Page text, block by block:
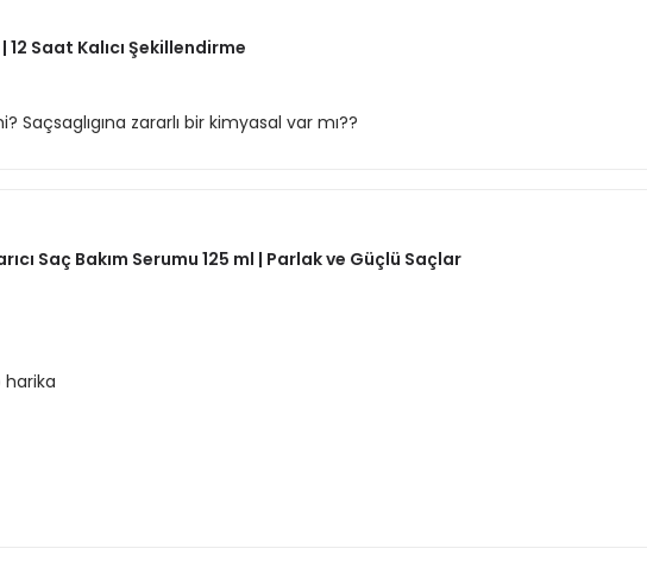
Saat Kalıcı Şekillendirme
zararlı bir kimyasal var mı??
Saç Bakım Serumu 125 ml | Parlak ve Güçlü Saçlar